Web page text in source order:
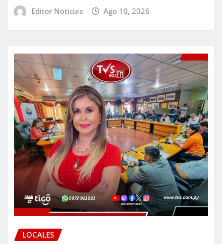
Editor Noticias Ago 10, 2026
LOCALES